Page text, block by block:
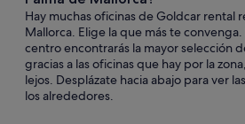
Hay muchas oficinas de Goldcar rental
Mallorca. Elige la que más te
centro encontrarás la mayor selección
gracias a las oficinas que hay por la
lejos. Desplázate hacia abajo para ver
los alrededores.